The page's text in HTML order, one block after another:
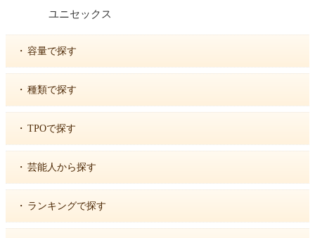
ユニセックス
・ 容量で探す
・ 種類で探す
・ TPOで探す
・ 芸能人から探す
・ ランキングで探す